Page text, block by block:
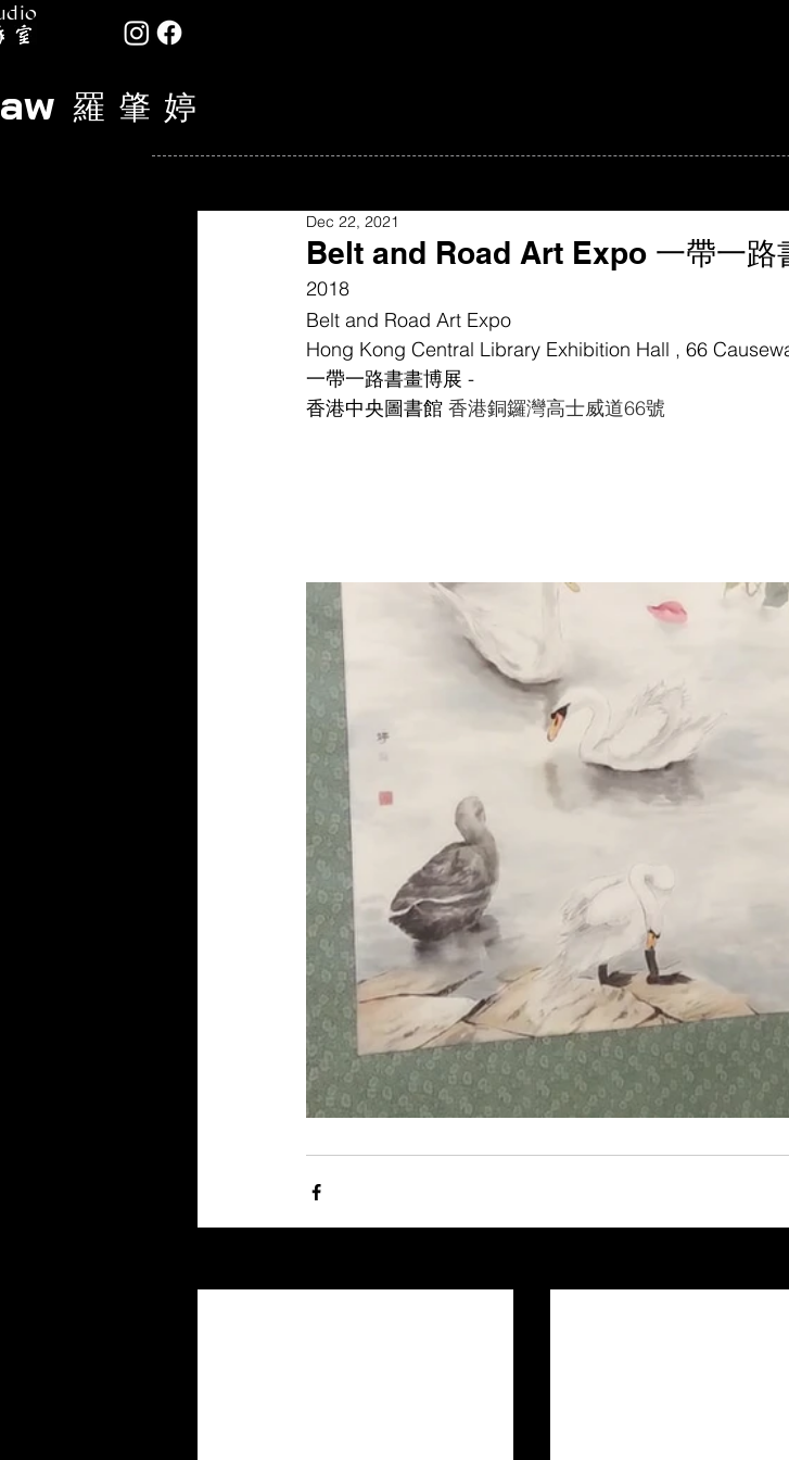
羅 肇 婷
Belt and Road Art Expo 一帶一路
Dec 22, 2021
2018
Belt and Road Art Expo
Hong Kong Central Library Exhibition Hall , 66
一帶一路書畫博展 -
香港中央圖書館 香港銅鑼灣高士威道66號